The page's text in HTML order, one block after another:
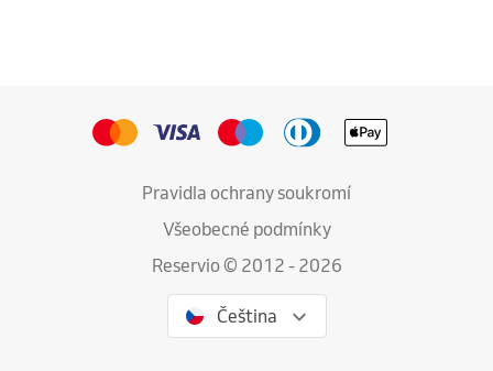
Pravidla ochrany soukromí
Všeobecné podmínky
Reservio © 2012 - 2026
Čeština